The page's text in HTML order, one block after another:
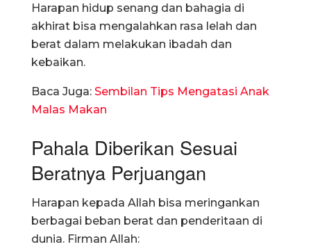
Harapan hidup senang dan bahagia di
akhirat bisa mengalahkan rasa lelah dan
berat dalam melakukan ibadah dan
kebaikan.
Baca Juga: Sembilan Tips Mengatasi Anak
Malas Makan
Pahala Diberikan Sesuai
Beratnya Perjuangan
Harapan kepada Allah bisa meringankan
berbagai beban berat dan penderitaan di
dunia. Firman Allah: